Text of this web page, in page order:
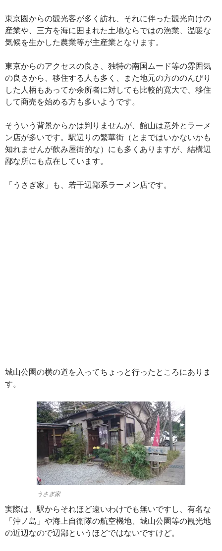
東京圏からの観光客が多く訪れ、それに伴った観光向けの
産業や、三方を海に囲まれた土地ならではの漁業、温暖な
気候を生かした農業等が主産業となります。
東京からのアクセスの良さ、独特の南国ムード等の雰囲気
の良さから、移住する人も多く、また地元の方ののんびり
した人柄もあってか余所者に対しても比較的寛大で、移住
して商売を始める方も多いようです。
そういう背景からかは判りませんが、館山は意外とラーメ
ン店が多いです。駅辺りの繁華街（とまではいかないかも
知れませんが飲み屋街的な）にも多くありますが、結構辺
鄙な所にも点在しています。
「うさぎ家」も、若干辺鄙系ラーメン店です。
城山公園の横の道を入ってちょっと行ったところにありま
す。
うさぎ家
実際は、駅からそれほど遠いわけでも無いですし、有名な
「沖ノ島」や海上自衛隊の航空機地、城山公園等の観光地
の近辺なので辺鄙というほどではないですけど。